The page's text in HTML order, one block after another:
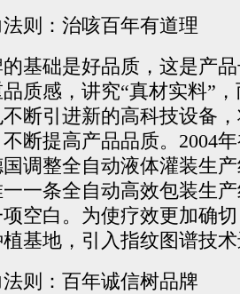
：治咳百年有道理
础是好品质，这是产品
质感，讲究“真材实料”
断引进新的高科技设备
断提高产品品质。2004
调整全自动液体灌装生
一条全自动高效包装生
空白。为使疗效更加确
基地，引入指纹图谱技
：百年诚信树品牌